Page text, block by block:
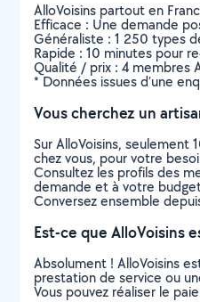
AlloVoisins partout en
Efficace : Une demande
Généraliste : 1 250 types
Rapide : 10 minutes pour
Qualité / prix : 4 membres
* Données issues d’une
Vous cherchez un
Sur AlloVoisins,
chez vous, pour votre
Consultez les profils des
demande et à votre
Conversez ensemble
Est-ce que AlloVoisins
Absolument ! AlloVoisins
prestation de service ou
Vous pouvez réaliser le